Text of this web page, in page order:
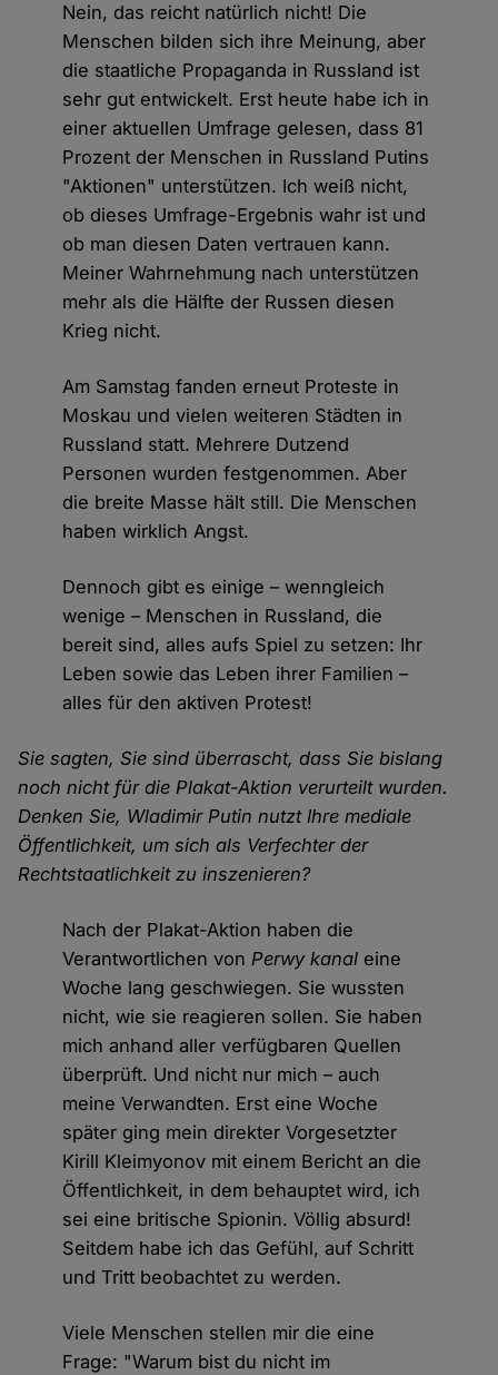
Nein, das reicht natürlich nicht! Die
Menschen bilden sich ihre Meinung, aber
die staatliche Propaganda in Russland ist
sehr gut entwickelt. Erst heute habe ich in
einer aktuellen Umfrage gelesen, dass 81
Prozent der Menschen in Russland Putins
"Aktionen" unterstützen. Ich weiß nicht,
ob dieses Umfrage-Ergebnis wahr ist und
ob man diesen Daten vertrauen kann.
Meiner Wahrnehmung nach unterstützen
mehr als die Hälfte der Russen diesen
Krieg nicht.
Am Samstag fanden erneut Proteste in
Moskau und vielen weiteren Städten in
Russland statt. Mehrere Dutzend
Personen wurden festgenommen. Aber
die breite Masse hält still. Die Menschen
haben wirklich Angst.
Dennoch gibt es einige – wenngleich
wenige – Menschen in Russland, die
bereit sind, alles aufs Spiel zu setzen: Ihr
Leben sowie das Leben ihrer Familien –
alles für den aktiven Protest!
Sie sagten, Sie sind überrascht, dass Sie bislang
noch nicht für die Plakat-Aktion verurteilt wurden.
Denken Sie, Wladimir Putin nutzt Ihre mediale
Öffentlichkeit, um sich als Verfechter der
Rechtstaatlichkeit zu inszenieren?
Nach der Plakat-Aktion haben die
Verantwortlichen vonPerwy kanal eine
Woche lang geschwiegen. Sie wussten
nicht, wie sie reagieren sollen. Sie haben
mich anhand aller verfügbaren Quellen
überprüft. Und nicht nur mich – auch
meine Verwandten. Erst eine Woche
später ging mein direkter Vorgesetzter
Kirill Kleimyonov mit einem Bericht an die
Öffentlichkeit, in dem behauptet wird, ich
sei eine britische Spionin. Völlig absurd!
Seitdem habe ich das Gefühl, auf Schritt
und Tritt beobachtet zu werden.
Viele Menschen stellen mir die eine
Frage: "Warum bist du nicht im